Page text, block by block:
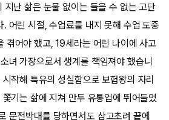
지난 삶은 눈물 없이는 들을 수 없는 고단
어린 시절, 수업료를 내지 못해 수업 도중
겪어야 했고, 19세라는 어린 나이에 사고
녀 가장으로서 생계를 책임져야 했습니
작해 특유의 성실함으로 보험왕의 자리
기는 삶에 지쳐 만두 유통업에 뛰어들었
문전박대를 당하면서도 삼고초려 끝에